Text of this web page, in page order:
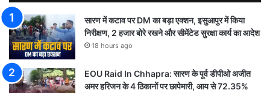
सारण में कटाव पर DM का बड़ा एक्शन, इसुआपुर में किया
निरीक्षण, 2 हजार बोरे रखने और सीमेंटेड सुरक्षा कार्य का आदेश
18 hours ago
EOU Raid In Chhapra: सारण के पूर्व डीपीओ अजीत
अमर हरिजन के 4 ठिकानों पर छापेमारी, आय से 72.35%